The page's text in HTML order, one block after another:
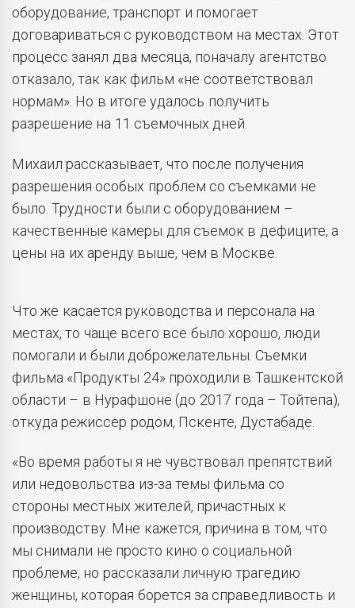
оборудование, транспорт и помогает
договариваться с руководством на местах. Этот
процесс занял два месяца, поначалу агентство
отказало, так как фильм «не соответствовал
нормам». Но в итоге удалось получить
разрешение на 11 съемочных дней.
Михаил рассказывает, что после получения
разрешения особых проблем со съемками не
было. Трудности были с оборудованием –
качественные камеры для съемок в дефиците, а
цены на их аренду выше, чем в Москве.
Что же касается руководства и персонала на
местах, то чаще всего все было хорошо, люди
помогали и были доброжелательны. Съемки
фильма «Продукты 24» проходили в Ташкентской
области – в Нурафшоне (до 2017 года – Тойтепа),
откуда режиссер родом, Пскенте, Дустабаде.
«Во время работы я не чувствовал препятствий
или недовольства из-за темы фильма со
стороны местных жителей, причастных к
производству. Мне кажется, причина в том, что
мы снимали не просто кино о социальной
проблеме, но рассказали личную трагедию
женщины, которая борется за справедливость и